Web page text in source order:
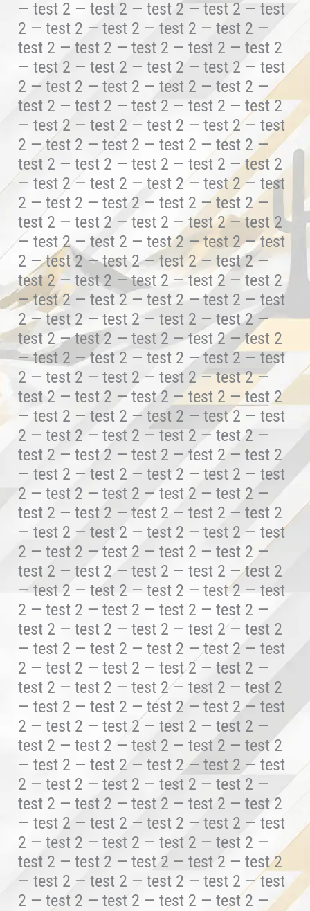
— test 2 — test 2 — test 2 — test 2 — test
2 — test 2 — test 2 — test 2 — test 2 —
test 2 — test 2 — test 2 — test 2 — test 2
— test 2 — test 2 — test 2 — test 2 — test
2 — test 2 — test 2 — test 2 — test 2 —
test 2 — test 2 — test 2 — test 2 — test 2
— test 2 — test 2 — test 2 — test 2 — test
2 — test 2 — test 2 — test 2 — test 2 —
test 2 — test 2 — test 2 — test 2 — test 2
— test 2 — test 2 — test 2 — test 2 — test
2 — test 2 — test 2 — test 2 — test 2 —
test 2 — test 2 — test 2 — test 2 — test 2
— test 2 — test 2 — test 2 — test 2 — test
2 — test 2 — test 2 — test 2 — test 2 —
test 2 — test 2 — test 2 — test 2 — test 2
— test 2 — test 2 — test 2 — test 2 — test
2 — test 2 — test 2 — test 2 — test 2 —
test 2 — test 2 — test 2 — test 2 — test 2
— test 2 — test 2 — test 2 — test 2 — test
2 — test 2 — test 2 — test 2 — test 2 —
test 2 — test 2 — test 2 — test 2 — test 2
— test 2 — test 2 — test 2 — test 2 — test
2 — test 2 — test 2 — test 2 — test 2 —
test 2 — test 2 — test 2 — test 2 — test 2
— test 2 — test 2 — test 2 — test 2 — test
2 — test 2 — test 2 — test 2 — test 2 —
test 2 — test 2 — test 2 — test 2 — test 2
— test 2 — test 2 — test 2 — test 2 — test
2 — test 2 — test 2 — test 2 — test 2 —
test 2 — test 2 — test 2 — test 2 — test 2
— test 2 — test 2 — test 2 — test 2 — test
2 — test 2 — test 2 — test 2 — test 2 —
test 2 — test 2 — test 2 — test 2 — test 2
— test 2 — test 2 — test 2 — test 2 — test
2 — test 2 — test 2 — test 2 — test 2 —
test 2 — test 2 — test 2 — test 2 — test 2
— test 2 — test 2 — test 2 — test 2 — test
2 — test 2 — test 2 — test 2 — test 2 —
test 2 — test 2 — test 2 — test 2 — test 2
— test 2 — test 2 — test 2 — test 2 — test
2 — test 2 — test 2 — test 2 — test 2 —
test 2 — test 2 — test 2 — test 2 — test 2
— test 2 — test 2 — test 2 — test 2 — test
2 — test 2 — test 2 — test 2 — test 2 —
test 2 — test 2 — test 2 — test 2 — test 2
— test 2 — test 2 — test 2 — test 2 — test
2 — test 2 — test 2 — test 2 — test 2 —